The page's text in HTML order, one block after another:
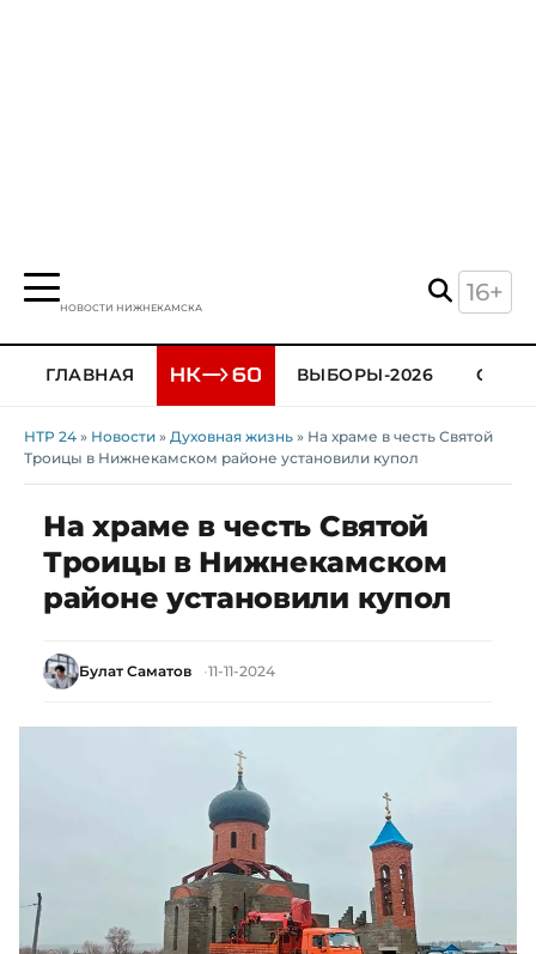
НОВОСТИ НИЖНЕКАМСКА
16+
ГЛАВНАЯ ВЫБОРЫ-2026
НТР 24 » Новости » Духовная жизнь » На храме в честь Святой
Троицы в Нижнекамском районе установили купол
На храме в честь Святой
Троицы в Нижнекамском
районе установили купол
Булат Саматов 11-11-2024